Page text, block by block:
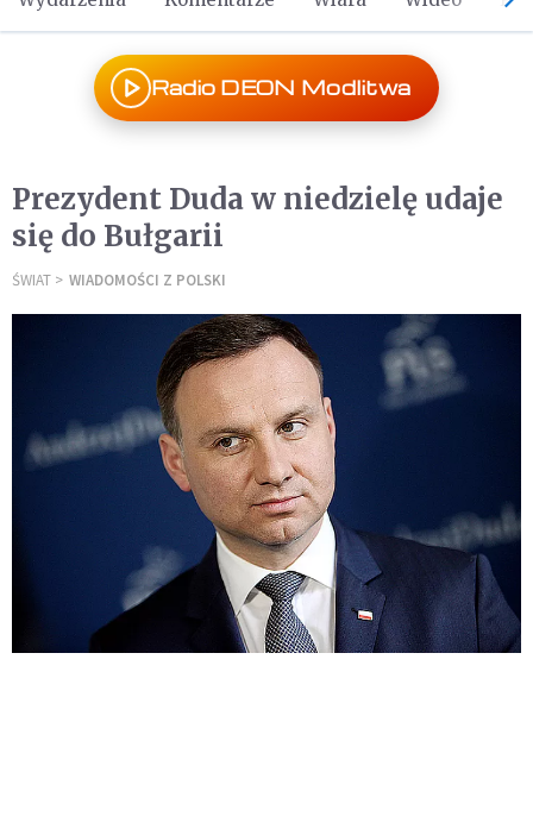
Radio DEON Modlitwa
Prezydent Duda w niedzielę udaje
się do Bułgarii
ŚWIAT WIADOMOŚCI Z POLSKI